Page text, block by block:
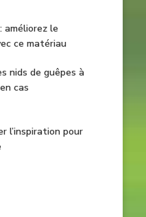
améliorez le
ce matériau
nids de guêpes à
cas
l’inspiration pour